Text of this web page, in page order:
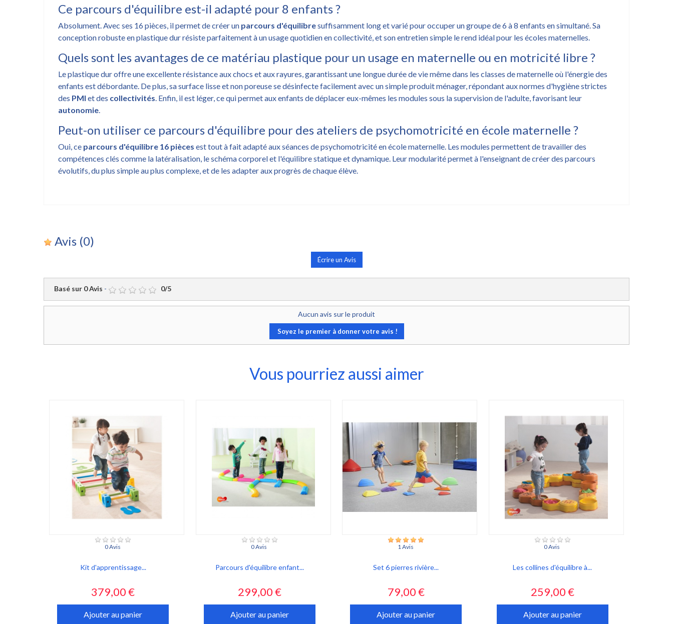
Ce parcours d'équilibre est-il adapté pour 8 enfants ?
Absolument. Avec ses 16 pièces, il permet de créer un parcours d'équilibresuffisamment long et varié pour occuper un groupe de 6 à 8 enfants en simultané. Sa
conception robuste en plastique dur résiste parfaitement à un usage quotidien en collectivité, et son entretien simple le rend idéal pour les écoles maternelles.
Quels sont les avantages de ce matériau plastique pour un usage en maternelle ou en motricité libre ?
Le plastique dur offre une excellente résistance aux chocs et aux rayures, garantissant une longue durée de vie même dans les classes de maternelle où l'énergie des
enfants est débordante. De plus, sa surface lisse et non poreuse se désinfecte facilement avec un simple produit ménager, répondant aux normes d'hygiène strictes
des PMI et des collectivités. Enfin, il est léger, ce qui permet aux enfants de déplacer eux-mêmes les modules sous la supervision de l'adulte, favorisant leur
autonomie.
Peut-on utiliser ce parcours d'équilibre pour des ateliers de psychomotricité en école maternelle ?
Oui, ce parcours d'équilibre 16 pièces est tout à fait adapté aux séances de psychomotricité en école maternelle. Les modules permettent de travailler des
compétences clés comme la latéralisation, le schéma corporel et l'équilibre statique et dynamique. Leur modularité permet à l'enseignant de créer des parcours
évolutifs, du plus simple au plus complexe, et de les adapter aux progrès de chaque élève.
Avis (0)
Écrire un Avis
Basé sur 0Avis - 0/5
Aucun avis sur le produit
Soyez le premier à donner votre avis !
Vous pourriez aussi aimer
0 Avis
Kit d'apprentissage...
Prix
379,00 €
Ajouter au panier
0 Avis
Parcours d'équilibre enfant...
Prix
299,00 €
Ajouter au panier
1 Avis
Set 6 pierres rivière...
Prix
79,00 €
Ajouter au panier
0 Avis
Les collines d'équilibre à...
Prix
259,00 €
Ajouter au panier